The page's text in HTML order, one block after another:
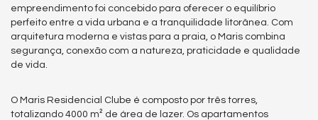
empreendimento foi concebido para oferecer o equilíbrio
perfeito entre a vida urbana e a tranquilidade litorânea. Com
arquitetura moderna e vistas para a praia, o Maris combina
segurança, conexão com a natureza, praticidade e qualidade
de vida.
O Maris Residencial Clube é composto por três torres,
totalizando 4000 m² de área de lazer. Os apartamentos